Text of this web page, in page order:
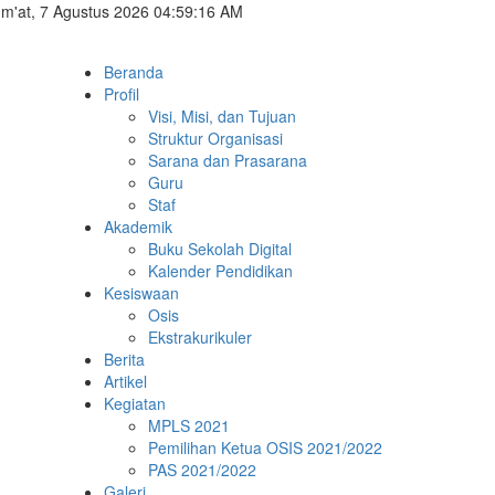
7 Agustus 2026 04:59:16 AM
Beranda
Profil
Visi, Misi, dan Tujuan
Struktur Organisasi
Sarana dan Prasarana
Guru
Staf
Akademik
Buku Sekolah Digital
Kalender Pendidikan
Kesiswaan
Osis
Ekstrakurikuler
Berita
Artikel
Kegiatan
MPLS 2021
Pemilihan Ketua OSIS 2021/2022
PAS 2021/2022